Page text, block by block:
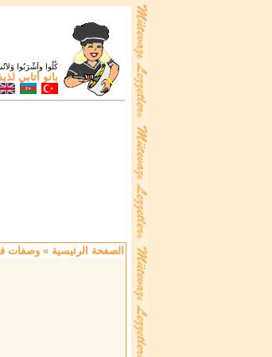
كُلُوا واَشْرَبُوا
بانو أتابي
الصفحة الرئيسية » وصفات